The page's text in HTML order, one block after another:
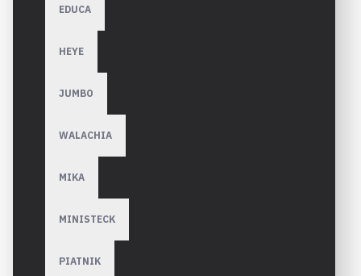
EDUCA
HEYE
JUMBO
WALACHIA
MIKA
MINISTECK
PIATNIK